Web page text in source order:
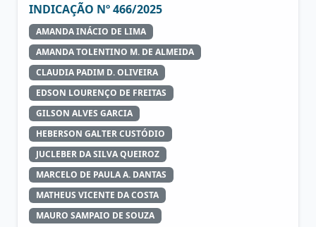
INDICAÇÃO Nº 466/2025
AMANDA INÁCIO DE LIMA
AMANDA TOLENTINO M. DE ALMEIDA
CLAUDIA PADIM D. OLIVEIRA
EDSON LOURENÇO DE FREITAS
GILSON ALVES GARCIA
HEBERSON GALTER CUSTÓDIO
JUCLEBER DA SILVA QUEIROZ
MARCELO DE PAULA A. DANTAS
MATHEUS VICENTE DA COSTA
MAURO SAMPAIO DE SOUZA